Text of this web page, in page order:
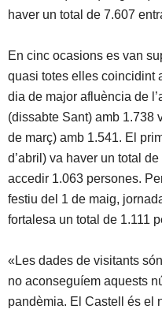
haver un total de 7.607
En cinc ocasions es van
quasi totes elles coincidint
dia de major afluència de
(dissabte Sant) amb 1.738
de març) amb 1.541. El
d’abril) va haver un total
accedir 1.063 persones.
festiu del 1 de maig,
fortalesa un total de 1.111
«Les dades de visitants
no aconseguíem aquests
pandèmia. El Castell és el